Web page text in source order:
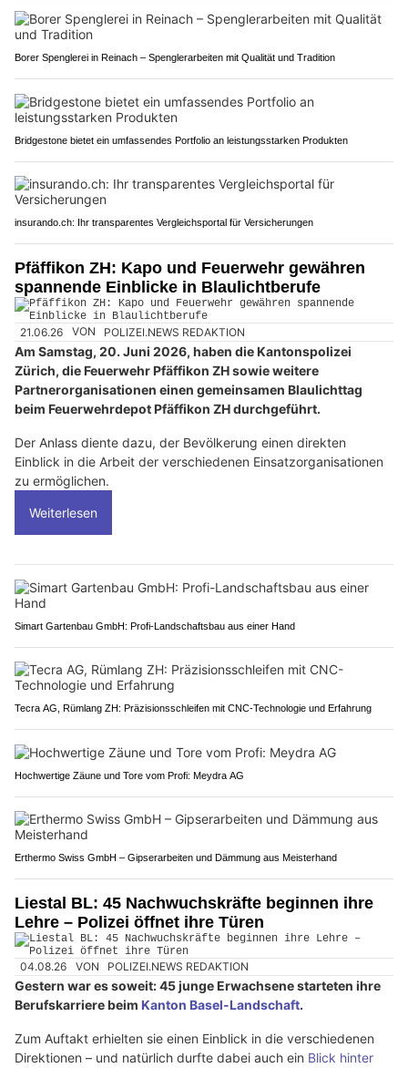
Borer Spenglerei in Reinach – Spenglerarbeiten mit Qualität und Tradition
Bridgestone bietet ein umfassendes Portfolio an leistungsstarken Produkten
insurando.ch: Ihr transparentes Vergleichsportal für Versicherungen
Pfäffikon ZH: Kapo und Feuerwehr gewähren
spannende Einblicke in Blaulichtberufe
21.06.26 VON POLIZEI.NEWS REDAKTION
Am Samstag, 20. Juni 2026, haben die Kantonspolizei
Zürich, die Feuerwehr Pfäffikon ZH sowie weitere
Partnerorganisationen einen gemeinsamen Blaulichttag
beim Feuerwehrdepot Pfäffikon ZH durchgeführt.
Der Anlass diente dazu, der Bevölkerung einen direkten
Einblick in die Arbeit der verschiedenen Einsatzorganisationen
zu ermöglichen.
Weiterlesen
Simart Gartenbau GmbH: Profi-Landschaftsbau aus einer Hand
Tecra AG, Rümlang ZH: Präzisionsschleifen mit CNC-Technologie und Erfahrung
Hochwertige Zäune und Tore vom Profi: Meydra AG
Erthermo Swiss GmbH – Gipserarbeiten und Dämmung aus Meisterhand
Liestal BL: 45 Nachwuchskräfte beginnen ihre
Lehre – Polizei öffnet ihre Türen
04.08.26 VON POLIZEI.NEWS REDAKTION
Gestern war es soweit: 45 junge Erwachsene starteten ihre
Berufskarriere beim Kanton Basel-Landschaft.
Zum Auftakt erhielten sie einen Einblick in die verschiedenen
Direktionen – und natürlich durfte dabei auch ein Blick hinter